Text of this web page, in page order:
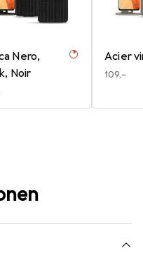
Nero,
Noir
Acier
EUR
109,–